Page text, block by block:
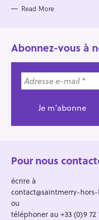
Read More
Abonnez-vous à
Pour nous
écrire à
contact@saintmerry-
ou
téléphoner au +33 (0)9 72